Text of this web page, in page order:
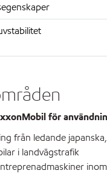
för
från ledande
i landvägstrafik